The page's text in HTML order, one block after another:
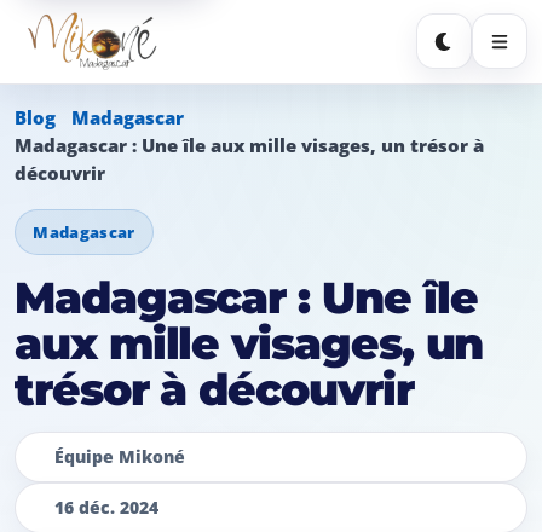
Sombre
Blog
Madagascar
Madagascar : Une île aux mille visages, un trésor à
découvrir
Madagascar
Madagascar : Une île
aux mille visages, un
trésor à découvrir
Équipe Mikoné
16 déc. 2024